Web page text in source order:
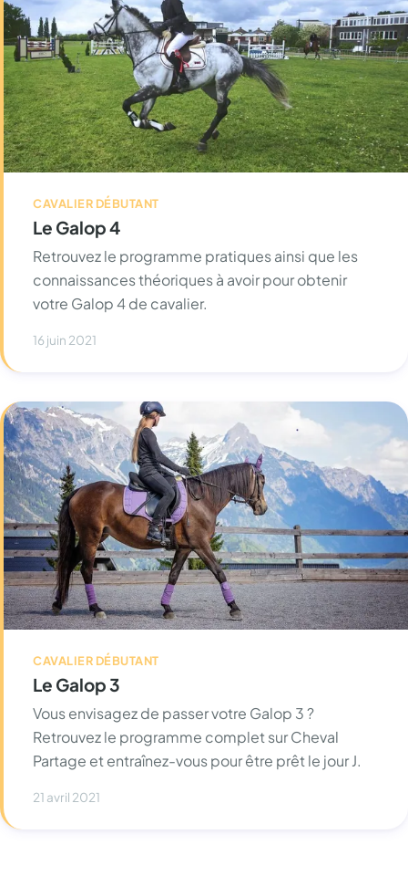
CAVALIER DÉBUTANT
Le Galop 4
Retrouvez le programme pratiques ainsi que les
connaissances théoriques à avoir pour obtenir
votre Galop 4 de cavalier.
16 juin 2021
CAVALIER DÉBUTANT
Le Galop 3
Vous envisagez de passer votre Galop 3 ?
Retrouvez le programme complet sur Cheval
Partage et entraînez-vous pour être prêt le jour J.
21 avril 2021